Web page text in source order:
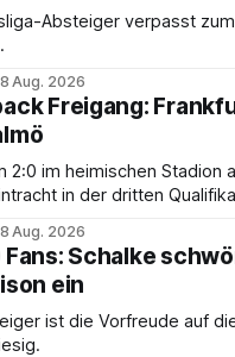
Absteiger verpasst
Aug. 2026
Freigang:
2:0 im heimischen Stadion
in der dritten
Aug. 2026
Fans: Schalke
ein
ist die Vorfreude auf